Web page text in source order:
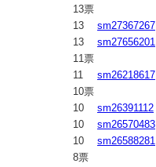
13票
13
sm27367267
13
sm27656201
11票
11
sm26218617
10票
10
sm26391112
10
sm26570483
10
sm26588281
8票